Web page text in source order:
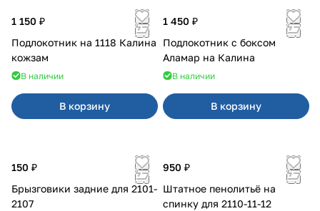
1 150 ₽
Подлокотник на 1118 Калина
кожзам
В наличии
В корзину
1 450 ₽
Подлокотник с боксом
Аламар на Калина
В наличии
В корзину
150 ₽
Брызговики задние для 2101-
2107
950 ₽
Штатное пенолитьё на
спинку для 2110-11-12